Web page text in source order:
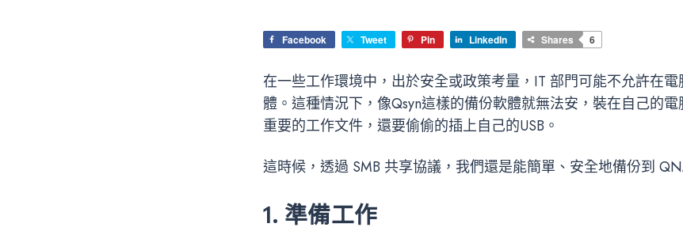
Facebook Tweet Pin LinkedIn Shares 6
在一些工作環境中，出於安全或政策考量，IT 部門可能不允許在
體。這種情況下，像Qsyn這樣的備份軟體就無法安，裝在自己的
重要的工作文件，還要偷偷的插上自己的USB。
這時候，透過 SMB 共享協議，我們還是能簡單、安全地備份到
1. 準備工作